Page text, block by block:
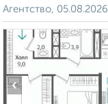
Агентство, 05.08.2026
‹